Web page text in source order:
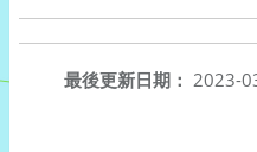
最後更新日期： 2023-